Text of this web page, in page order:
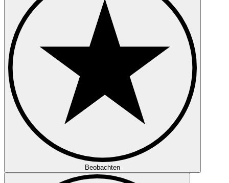
Beobachten